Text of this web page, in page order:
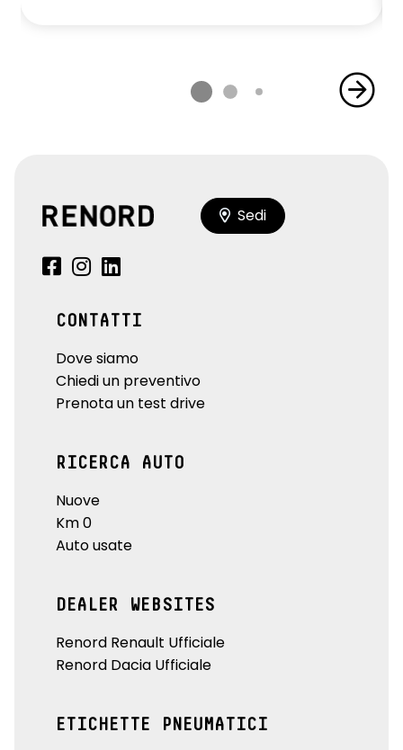
Sedi
CONTATTI
Dove siamo
Chiedi un preventivo
Prenota un test drive
RICERCA AUTO
Nuove
Km 0
Auto usate
DEALER WEBSITES
Renord Renault Ufficiale
Renord Dacia Ufficiale
ETICHETTE PNEUMATICI